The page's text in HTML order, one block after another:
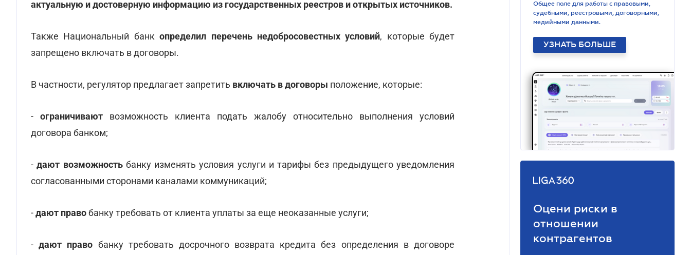
актуальную и достоверную информацию из государственных реестров и открытых источников.
Также Национальный банкопределил перечень недобросовестных условий, которые будет
запрещено включать в договоры.
В частности, регулятор предлагает запретить включать в договоры положение, которые:
- ограничивают возможность клиента подать жалобу относительно выполнения условий
договора банком;
-дают возможностьбанку изменять условия услуги и тарифы без предыдущего уведомления
согласованными сторонами каналами коммуникаций;
-дают правобанку требовать от клиента уплаты за еще неоказанные услуги;
-дают право банку требовать досрочного возврата кредита без определения в договоре
Общее поле для работы с правовыми,
судебными, реестровыми, договорными,
медийными данными.
УЗНАТЬ БОЛЬШЕ
Оцени риски в
отношении
контрагентов